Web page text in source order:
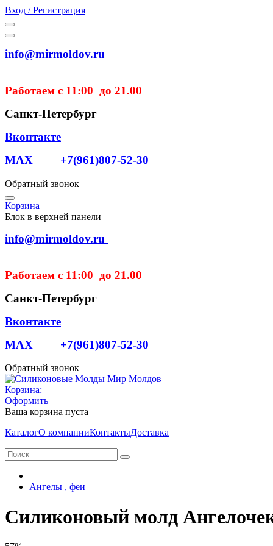
Вход / Регистрация
info@mirmoldov.ru
Работаем с 11:00 до 21.00
Санкт-Петербург
Вконтакте
MAX +7(961)807-52-30
Обратный звонок
Корзина
Блок в верхней панели
info@mirmoldov.ru
Работаем с 11:00 до 21.00
Санкт-Петербург
Вконтакте
MAX +7(961)807-52-30
Обратный звонок
Корзина:
Оформить
Ваша корзина пуста
КаталогО компанииКонтактыДоставка
Ангелы , феи
Силиконовый молд